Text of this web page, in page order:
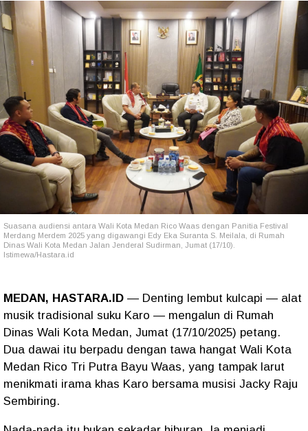
Suasana audiensi antara Wali Kota Medan Rico Waas dengan Panitia Festival
Merdang Merdem 2025 yang digawangi Edy Eka Suranta S. Meilala, di Rumah
Dinas Wali Kota Medan Jalan Jenderal Sudirman, Jumat (17/10).
Istimewa/Hastara.id
MEDAN, HASTARA.ID — Denting lembut kulcapi — alat
musik tradisional suku Karo — mengalun di Rumah
Dinas Wali Kota Medan, Jumat (17/10/2025) petang.
Dua dawai itu berpadu dengan tawa hangat Wali Kota
Medan Rico Tri Putra Bayu Waas, yang tampak larut
menikmati irama khas Karo bersama musisi Jacky Raju
Sembiring.